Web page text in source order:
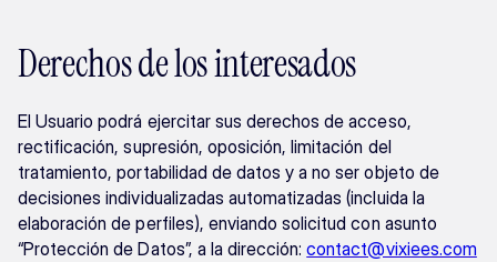
Derechos de los interesados
El Usuario podrá ejercitar sus derechos de acceso,
rectificación, supresión, oposición, limitación del
tratamiento, portabilidad de datos y a no ser objeto de
decisiones individualizadas automatizadas (incluida la
elaboración de perfiles), enviando solicitud con asunto
“Protección de Datos”, a la dirección: contact@vixiees.com